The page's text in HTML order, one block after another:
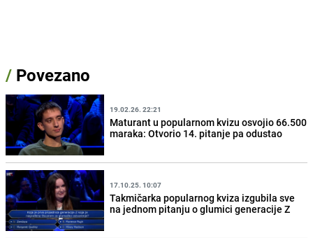
/ Povezano
19.02.26. 22:21
Maturant u popularnom kvizu osvojio 66.500
maraka: Otvorio 14. pitanje pa odustao
17.10.25. 10:07
Takmičarka popularnog kviza izgubila sve
na jednom pitanju o glumici generacije Z